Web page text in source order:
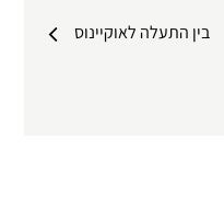
בין התעלה לאוקיינוס